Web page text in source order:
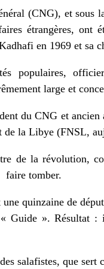
(CNG), et sous
étrangères,
en 1969 et sa
populaires,
large et
du CNG et
la Libye (FNSL,
de la révolution,
faire tomber.
quinzaine de
Guide ». Résultat
salafistes, que sert